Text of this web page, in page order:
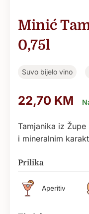
Minić
0,75l
Suvo bijelo vino
22,70 KM
Tamjanika iz
i mineralnim
Prilika
Aperitiv